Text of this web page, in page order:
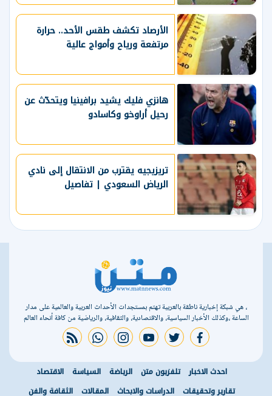
الأرصاد تكشف طقس الأحد.. حرارة
مرتفعة ورياح وأمواج عالية
هانزي فليك يشيد برافينيا ويتحدّث عن
رحيل أراوخو وكاسادو
تريزيجيه يقترب من الانتقال إلى نادي
الرياض السعودي | تفاصيل
، هي شبكة إخبارية ناطقة بالعربية تهتم بمستجدات الأحداث العربية والعالمية على مدار
الساعة ،وكذلك الأخبار السياسية، والاقتصادية، والثقافية، والرياضية من كافة أنحاء العالم
facebook
twitter
youtube
instagram
whatsapp
rss feed
احدث الاخبار تلفزيون متن الرياضة السياسة
الاقتصاد
تقارير وتحقيقات
الدراسات والابحاث المقالات الثقافة والفن